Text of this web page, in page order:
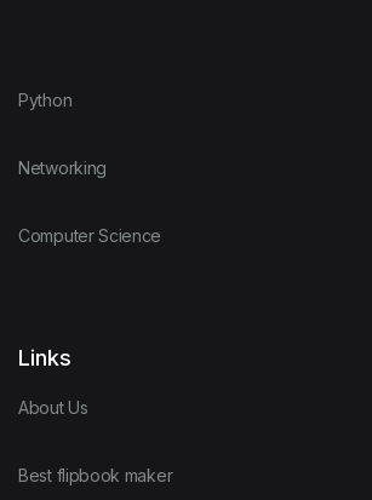
Python
Networking
Computer Science
Links
About Us
Best flipbook maker